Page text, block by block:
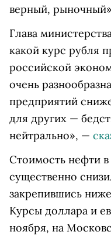
верный,
Глава
какой курс рубля
российской
очень
предприятий
для других —
нейтрально», —
Стоимость нефти
существенно
закрепившись
Курсы доллара и
ноября, на